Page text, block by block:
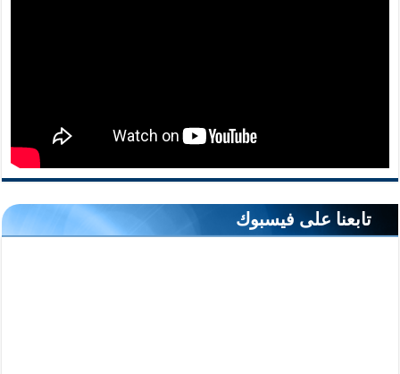
تابعنا على فيسبوك